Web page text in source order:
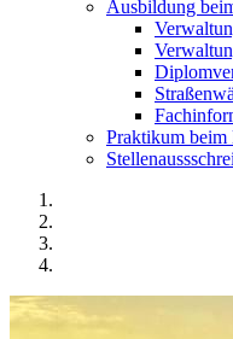
Ausbildung
Praktikum beim